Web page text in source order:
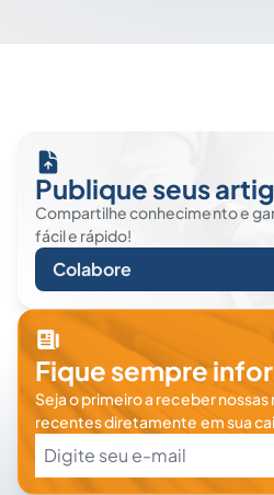
Publique seus
Compartilhe conhecimento e
fácil e rápido!
Colabore
Fique sempre
Seja o primeiro a receber nossas
recentes diretamente em sua